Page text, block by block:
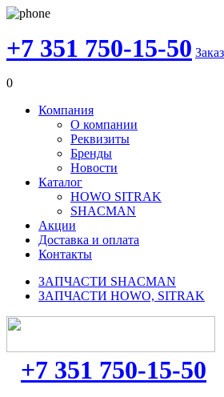
+7 351 750-15-50
0
Компания
О компании
Реквизиты
Бренды
Новости
Каталог
HOWO SITRAK
SHACMAN
Акции
Доставка и оплата
Контакты
ЗАПЧАСТИ SHACMAN
ЗАПЧАСТИ HOWO, SITRAK
+7 351 750-15-50